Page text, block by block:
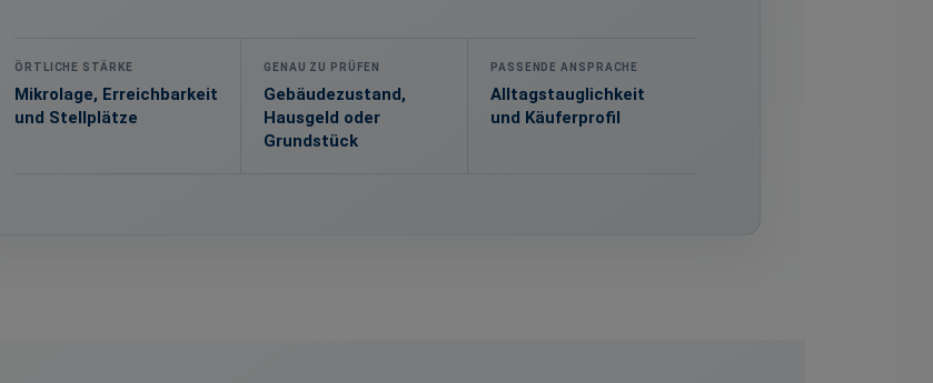
ÖRTLICHE STÄRKE
Mikrolage, Erreichbarkeit
und Stellplätze
GENAU ZU PRÜFEN
Gebäudezustand,
Hausgeld oder
Grundstück
PASSENDE ANSPRACHE
Alltagstauglichkeit
und Käuferprofil